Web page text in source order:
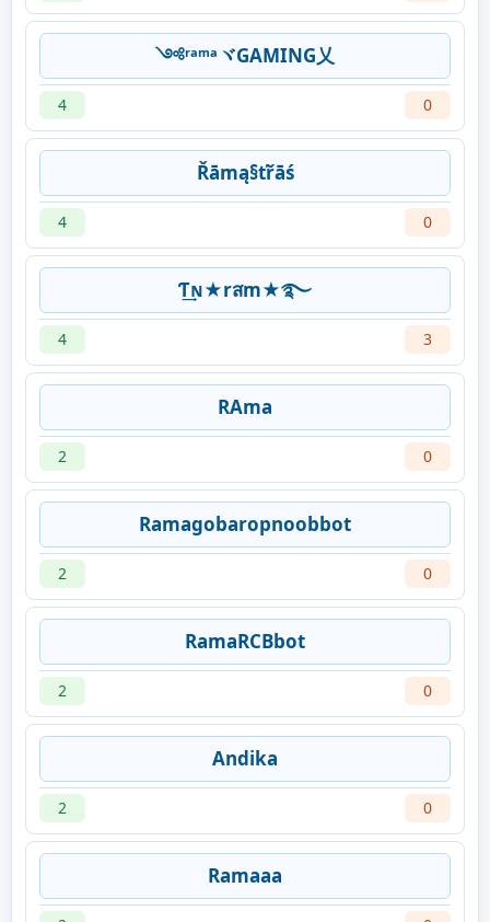
༺ʳᵃᵐᵃヾGAMING乂
4 0
Řāmą§ťřāś
4 0
Ƭ͢ɴ★rสm★࿐
4 3
RAma
2 0
Ramagobaropnoobbot
2 0
RamaRCBbot
2 0
Andika
2 0
Ramaaa